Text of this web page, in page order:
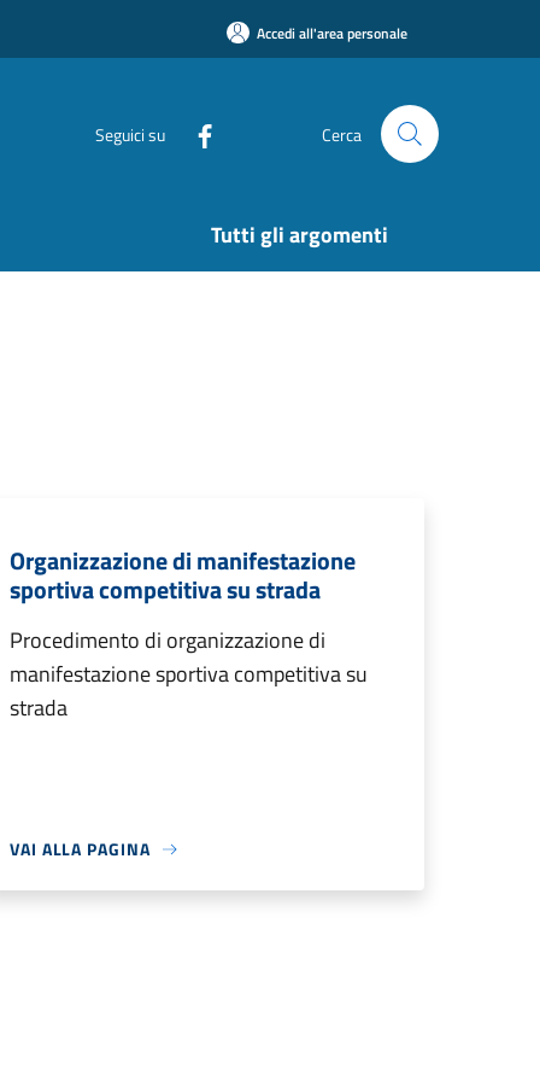
Accedi all'area personale
Seguici su Cerca
Tutti gli argomenti
Organizzazione di manifestazione
sportiva competitiva su strada
Procedimento di organizzazione di
manifestazione sportiva competitiva su
strada
VAI ALLA PAGINA